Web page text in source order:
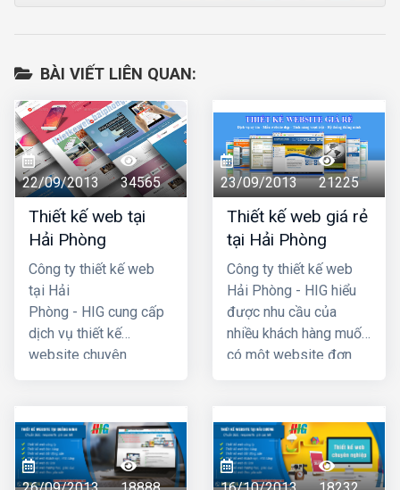
BÀI VIẾT LIÊN QUAN:
22/09/2013 34565
Thiết kế web tại
Hải Phòng
Công ty thiết kế web
tại Hải
Phòng - HIG cung cấp
dịch vụ thiết kế
website chuyên
kế web hợp lý, giá cả
cạnh tranh nhất. Công
ty chúng tôi có đội ngũ
lập trình nhiều kinh
23/09/2013 21225
Thiết kế web giá rẻ
tại Hải Phòng
Công ty thiết kế web
Hải Phòng - HIG hiểu
được nhu cầu của
nhiều khách hàng muốn
có một website đơn
đưa ra chương trình
thiết kế website giá rẻ
tại hải phòng chỉ với
4 triệu -> 5 triệu đồng